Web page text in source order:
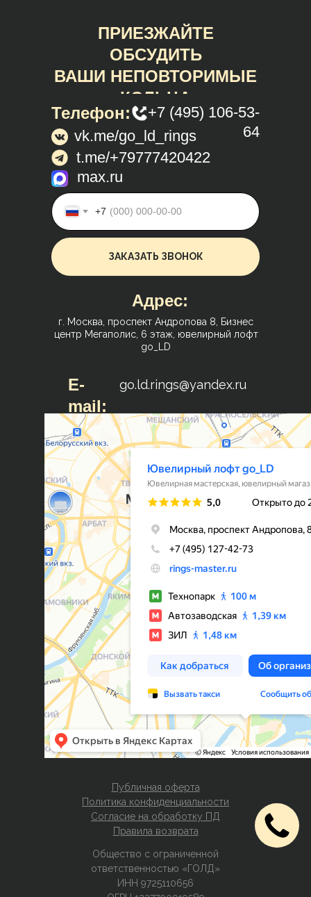
ПРИЕЗЖАЙТЕ
ОБСУДИТЬ
ВАШИ НЕПОВТОРИМЫЕ
КОЛЬЦА
Телефон:
+7 (495) 106-53-
64
vk.me/go_ld_rings
Адрес:
г. Москва, проспект Андропова 8, Бизнес
центр Мегаполис, 6 этаж, ювелирный лофт
go_LD
E-
mail:
go.ld.rings@yandex.ru
Общество с ограниченной
ответственностью «ГОЛД»
ИНН 9725110656
Публичная оферта
Политика конфиденциальности
Согласие на обработку ПД
Правила возврата
t.me/+79777420422
max.ru
+7
ЗАКАЗАТЬ ЗВОНОК